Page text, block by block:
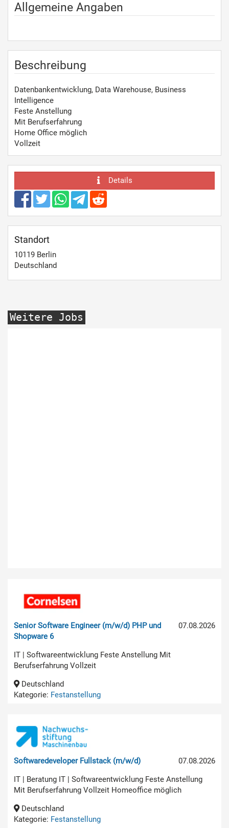
Allgemeine Angaben
Beschreibung
Datenbankentwicklung, Data Warehouse, Business
Intelligence
Feste Anstellung
Mit Berufserfahrung
Home Office möglich
Vollzeit
Details
Standort
10119 Berlin
Deutschland
Weitere Jobs
07.08.2026
Senior Software Engineer (m/w/d) PHP und
Shopware 6
IT | Softwareentwicklung Feste Anstellung Mit
Berufserfahrung Vollzeit
Deutschland
Kategorie: Festanstellung
07.08.2026
Softwaredeveloper Fullstack (m/w/d)
IT | Beratung IT | Softwareentwicklung Feste Anstellung
Mit Berufserfahrung Vollzeit Homeoffice möglich
Deutschland
Kategorie: Festanstellung